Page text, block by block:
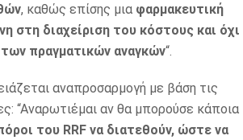
, καθώς επίσης μια φαρμακευτική
στη διαχείριση του κόστους και όχι
πραγματικών αναγκών“.
αναπροσαρμογή με βάση τις
“Αναρωτιέμαι αν θα μπορούσε κάποια
του RRF να διατεθούν, ώστε να